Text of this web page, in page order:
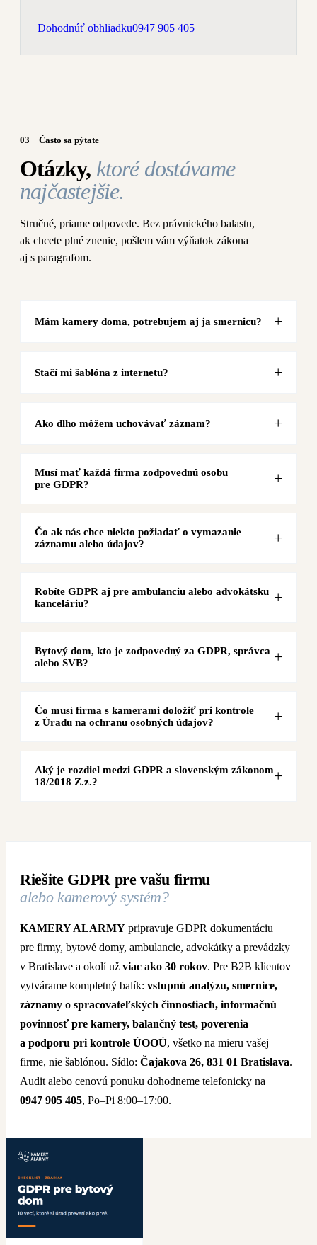
Dohodnúť obhliadku0947 905 405
03 Často sa pýtate
Otázky, ktoré dostávame
najčastejšie.
Stručné, priame odpovede. Bez právnického balastu,
ak chcete plné znenie, pošlem vám výňatok zákona
aj s paragrafom.
Mám kamery doma, potrebujem aj ja smernicu?
Stačí mi šablóna z internetu?
Ako dlho môžem uchovávať záznam?
Musí mať každá firma zodpovednú osobu
pre GDPR?
Čo ak nás chce niekto požiadať o vymazanie
záznamu alebo údajov?
Robíte GDPR aj pre ambulanciu alebo advokátsku
kanceláriu?
Bytový dom, kto je zodpovedný za GDPR, správca
alebo SVB?
Čo musí firma s kamerami doložiť pri kontrole
z Úradu na ochranu osobných údajov?
Aký je rozdiel medzi GDPR a slovenským zákonom
18/2018 Z.z.?
Riešite GDPR pre vašu firmu
alebo kamerový systém?
KAMERY ALARMY pripravuje GDPR dokumentáciu
pre firmy, bytové domy, ambulancie, advokátky a prevádzky
v Bratislave a okolí už viac ako 30 rokov. Pre B2B klientov
vytvárame kompletný balík: vstupnú analýzu, smernice,
záznamy o spracovateľských činnostiach, informačnú
povinnosť pre kamery, balančný test, poverenia
a podporu pri kontrole ÚOOÚ, všetko na mieru vašej
firme, nie šablónou. Sídlo: Čajakova 26, 831 01 Bratislava.
Audit alebo cenovú ponuku dohodneme telefonicky na
0947 905 405, Po–Pi 8:00–17:00.